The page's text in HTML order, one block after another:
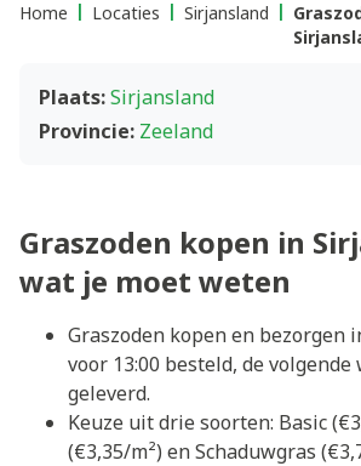
Home Locaties Sirjansland
Plaats:Sirjansland
Provincie: Zeeland
Graszoden kopen in
wat je moet weten
Graszoden kopen en
voor 13:00 besteld, de volgende
geleverd.
Keuze uit drie soorten: Basic
(€3,35/m²) en Schaduwgras